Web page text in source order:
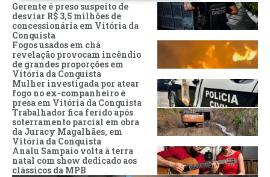
Gerente é preso suspeito de
desviar R$ 3,5 milhões de
concessionária em Vitória da
Conquista
Fogos usados em chá
revelação provocam incêndio
de grandes proporções em
Vitória da Conquista
Mulher investigada por atear
fogo no ex-companheiro é
presa em Vitória da Conquista
Trabalhador fica ferido após
soterramento parcial em obra
da Juracy Magalhães, em
Vitória da Conquista
Analu Sampaio volta à terra
natal com show dedicado aos
clássicos da MPB